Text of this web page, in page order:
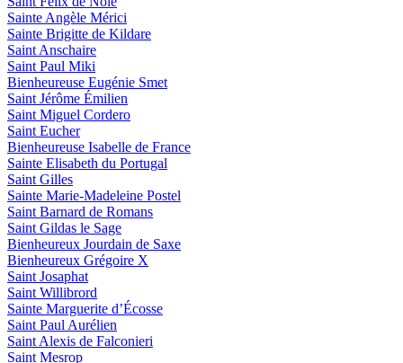
Sainte Angèle Mérici
Sainte Brigitte de Kildare
Saint Anschaire
Saint Paul Miki
Bienheureuse Eugénie Smet
Saint Jérôme Émilien
Saint Miguel Cordero
Saint Eucher
Bienheureuse Isabelle de France
Sainte Elisabeth du Portugal
Saint Gilles
Sainte Marie-Madeleine Postel
Saint Barnard de Romans
Saint Gildas le Sage
Bienheureux Jourdain de Saxe
Bienheureux Grégoire X
Saint Josaphat
Saint Willibrord
Sainte Marguerite d’Écosse
Saint Paul Aurélien
Saint Alexis de Falconieri
Saint Mesrop